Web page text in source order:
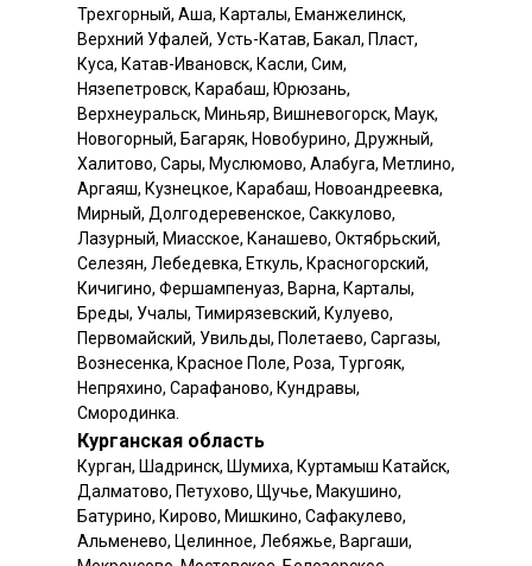
Курганская область
Трехгорный, Аша, Карталы, Еманжелинск,
Верхний Уфалей, Усть-Катав, Бакал, Пласт,
Куса, Катав-Ивановск, Касли, Сим,
Нязепетровск, Карабаш, Юрюзань,
Верхнеуральск, Миньяр, Вишневогорск, Маук,
Новогорный, Багаряк, Новобурино, Дружный,
Халитово, Сары, Муслюмово, Алабуга, Метлино,
Аргаяш, Кузнецкое, Карабаш, Новоандреевка,
Мирный, Долгодеревенское, Саккулово,
Лазурный, Миасское, Канашево, Октябрьский,
Селезян, Лебедевка, Еткуль, Красногорский,
Кичигино, Фершампенуаз, Варна, Карталы,
Бреды, Учалы, Тимирязевский, Кулуево,
Первомайский, Увильды, Полетаево, Саргазы,
Вознесенка, Красное Поле, Роза, Тургояк,
Непряхино, Сарафаново, Кундравы,
Смородинка.
Курган, Шадринск, Шумиха, Куртамыш Катайск,
Далматово, Петухово, Щучье, Макушино,
Батурино, Кирово, Мишкино, Сафакулево,
Альменево, Целинное, Лебяжье, Варгаши,